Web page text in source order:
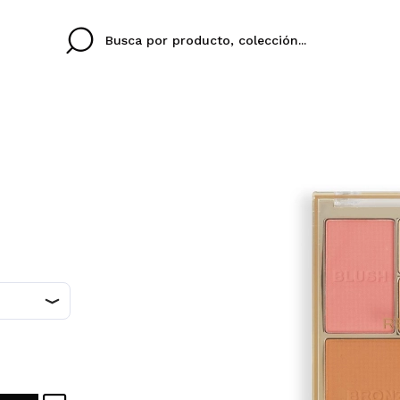
No tengo cuenta
Al crear una cuenta
rápidamente, revisar
IDIOMA
Ines